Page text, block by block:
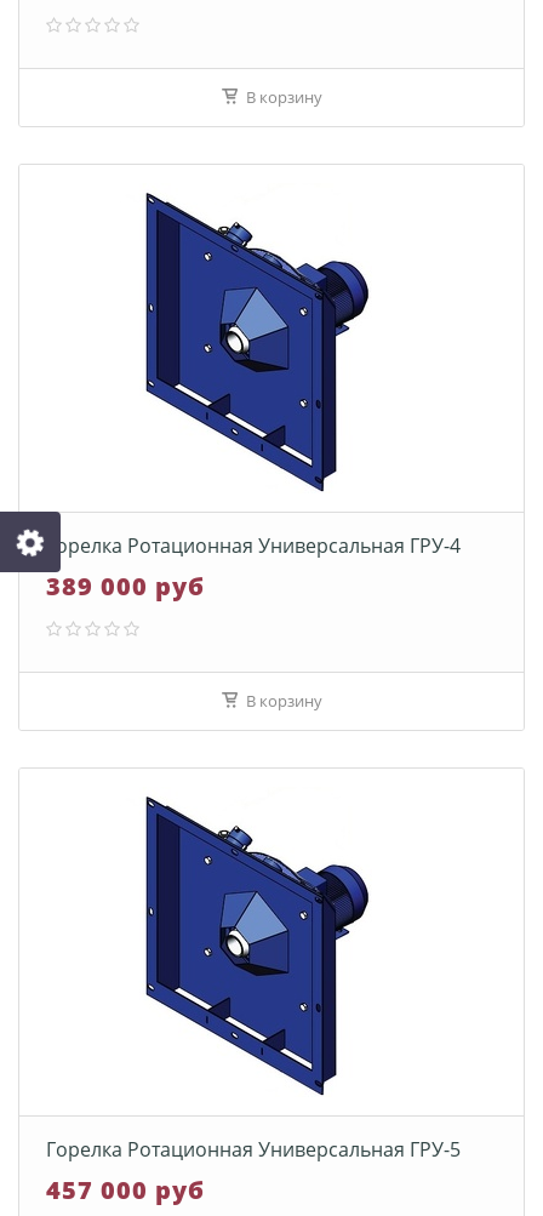
В корзину
Горелка Ротационная Универсальная ГРУ-4
389 000 руб
В корзину
Горелка Ротационная Универсальная ГРУ-5
457 000 руб